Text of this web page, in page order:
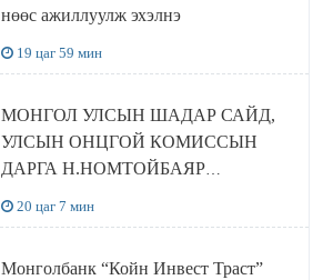
нөөс ажиллуулж эхэлнэ
19 цаг 59 мин
МОНГОЛ УЛСЫН ШАДАР САЙД,
УЛСЫН ОНЦГОЙ КОМИССЫН
ДАРГА Н.НОМТОЙБАЯР
20 цаг 7 мин
Монголбанк “Койн Инвест Траст”